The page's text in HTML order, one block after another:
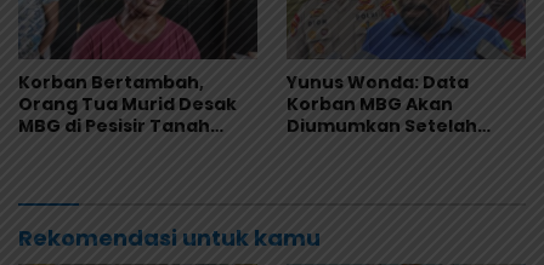
Korban Bertambah,
Orang Tua Murid Desak
MBG di Pesisir Tanah
Yunus Wonda: Data
Korban MBG Akan
Diumumkan Setelah
Rekomendasi untuk kamu